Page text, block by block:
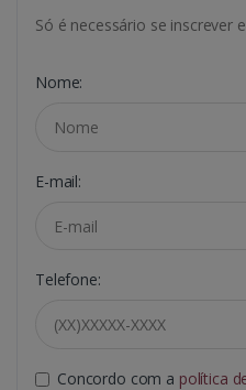
Só é necessário se inscrever
Nome:
E-mail:
Telefone:
Concordo com a política